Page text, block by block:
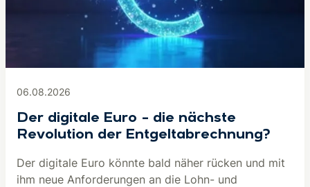
06.08.2026
Der digitale Euro – die nächste
Revolution der Entgeltabrechnung?
Der digitale Euro könnte bald näher rücken und mit
ihm neue Anforderungen an die Lohn- und